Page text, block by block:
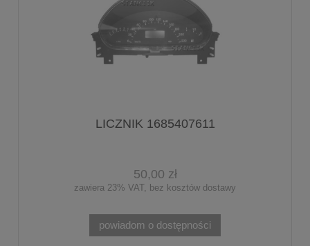
LICZNIK 1685407611
50,00 zł
zawiera 23% VAT, bez kosztów dostawy
powiadom o dostępności